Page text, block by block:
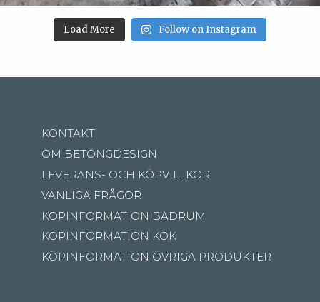
Load More Follow on Instagram
KONTAKT
OM BETONGDESIGN
LEVERANS- OCH KÖPVILLKOR
VANLIGA FRÅGOR
KÖPINFORMATION BADRUM
KÖPINFORMATION KÖK
KÖPINFORMATION ÖVRIGA PRODUKTER